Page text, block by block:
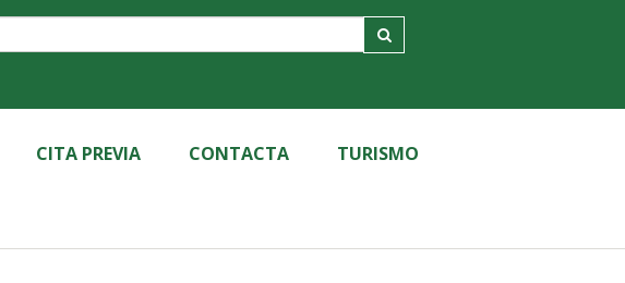
CITA PREVIA CONTACTA TURISMO